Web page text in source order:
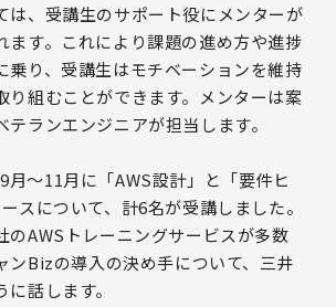
は、受講生のサポート役にメンターが
ます。これにより課題の進め方や進捗
乗り、受講生はモチベーションを維持
り組むことができます。メンターは案
テランエンジニアが担当します。
〜11月に「AWS設計」と「要件ヒ
スについて、計6名が受講しました。
のAWSトレーニングサービスが多数
ンBizの導入の決め手について、三井
話します。